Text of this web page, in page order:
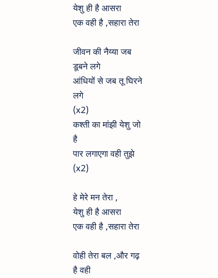
येशु ही है आसरा
एक वही है ,सहारा तेरा
जीवन की नैय्या जब
डूबने लगे
आंधियों से जब तू घिरने
लगे
(x2)
कश्ती का मांझी येशु जो
है
पार लगाएगा वही तुझे
(x2)
हे मेरे मन तेरा ,
येशु ही है आसरा
एक वही है ,सहारा तेरा
वोही तेरा बल ,और गढ़
है वही